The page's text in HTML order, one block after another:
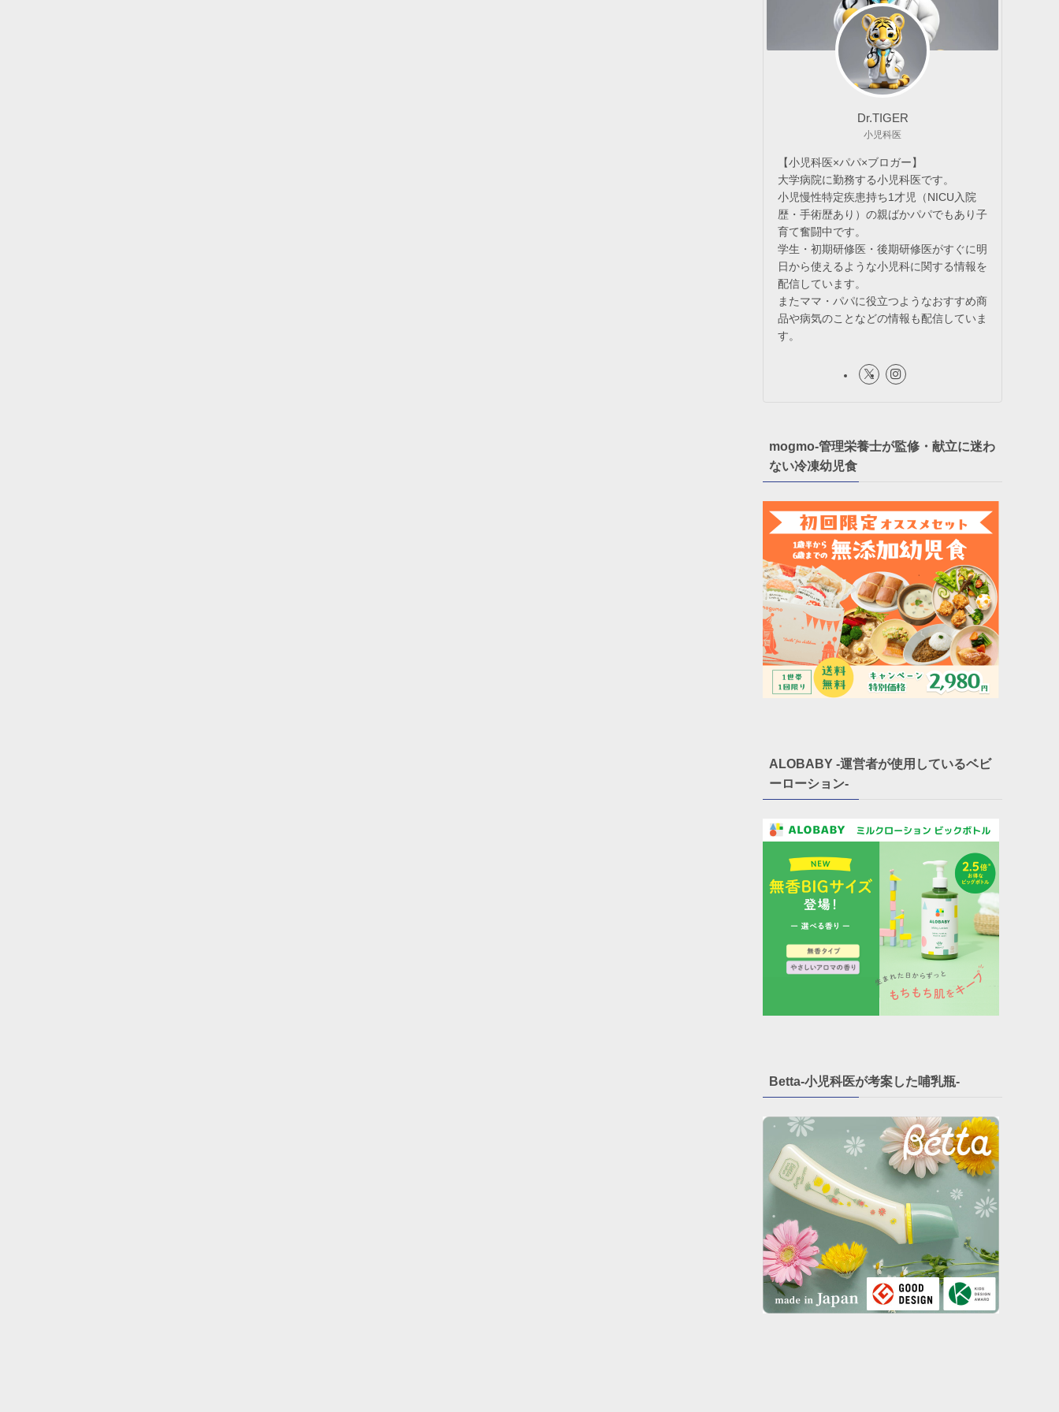
Dr.TIGER
小児科医
【小児科医×パパ×ブロガー】
大学病院に勤務する小児科医です。
小児慢性特定疾患持ち1才児（NICU入院
歴・手術歴あり）の親ばかパパでもあり子
育て奮闘中です。
学生・初期研修医・後期研修医がすぐに明
日から使えるような小児科に関する情報を
配信しています。
またママ・パパに役立つようなおすすめ商
品や病気のことなどの情報も配信していま
す。
mogmo-管理栄養士が監修・献立に迷わ
ない冷凍幼児食
ALOBABY -運営者が使用しているベビ
ーローション-
Betta-小児科医が考案した哺乳瓶-